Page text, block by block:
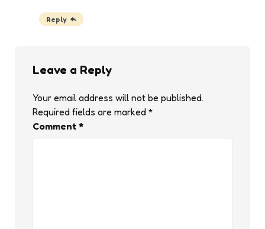
Reply
Leave a Reply
Your email address will not be published.
Required fields are marked *
Comment *